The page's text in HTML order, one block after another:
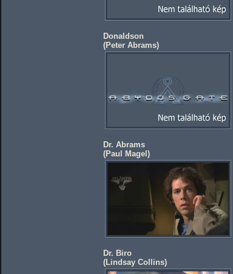
Donaldson
(Peter Abrams)
Dr. Abrams
(Paul Magel )
Dr. Biro
(Lindsay Collins)